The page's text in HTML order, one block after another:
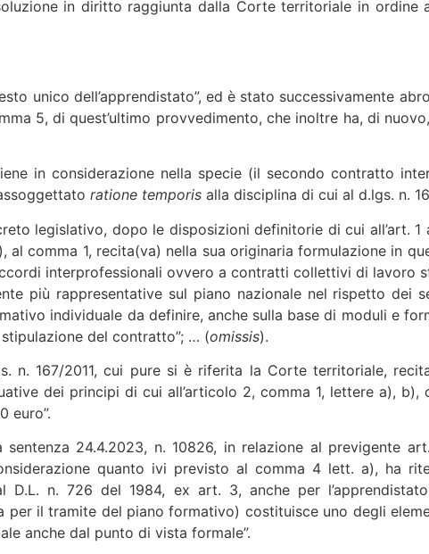
in diritto raggiunta dalla Corte territoriale in ordine
unico dell’apprendistato”, ed è stato successivamente
5, di quest’ultimo provvedimento, che inoltre ha, di
in considerazione nella specie (il secondo contratto
ratione temporis alla disciplina di cui al d.lgs. n.
legislativo, dopo le disposizioni definitorie di cui all’art.
al comma 1, recita(va) nella sua originaria formulazione in
interprofessionali ovvero a contratti collettivi di lavoro
più rappresentative sul piano nazionale nel rispetto dei
individuale da definire, anche sulla base di moduli e
del contratto”; … (omissis).
n. 167/2011, cui pure si è riferita la Corte territoriale,
dei principi di cui all’articolo 2, comma 1, lettere a),
euro”.
24.4.2023, n. 10826, in relazione al previgente
quanto ivi previsto al comma 4 lett. a), ha
n. 726 del 1984, ex art. 3, anche per
per il tramite del piano formativo) costituisce uno degli
anche dal punto di vista formale”.